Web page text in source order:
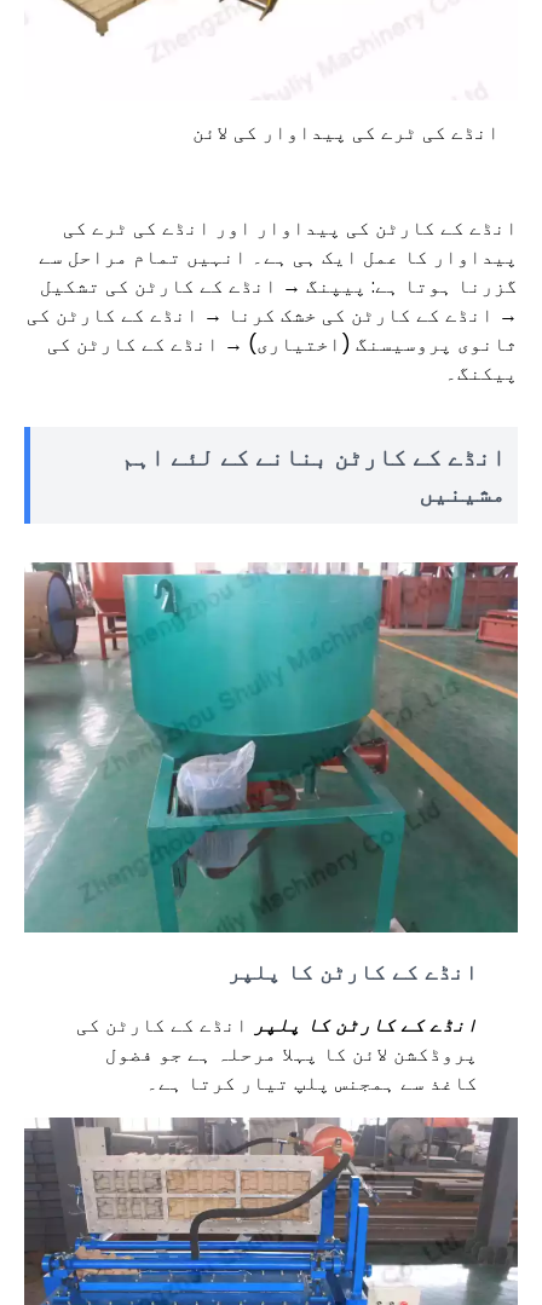
انڈے کی ٹرے کی پیداوار کی لائن
انڈے کے کارٹن کی پیداوار اور انڈے کی ٹرے کی
پیداوار کا عمل ایک ہی ہے۔ انہیں تمام مراحل سے
گزرنا ہوتا ہے: پیپنگ → انڈے کے کارٹن کی تشکیل
→ انڈے کے کارٹن کی خشک کرنا → انڈے کے کارٹن کی
ثانوی پروسیسنگ (اختیاری) → انڈے کے کارٹن کی
پیکنگ۔
انڈے کے کارٹن بنانے کے لئے اہم
مشینیں
انڈے کے کارٹن کا پلپر
انڈے کے کارٹن کا پلپر انڈے کے کارٹن کی
پروڈکشن لائن کا پہلا مرحلہ ہے جو فضول
کاغذ سے ہمجنس پلپ تیار کرتا ہے۔